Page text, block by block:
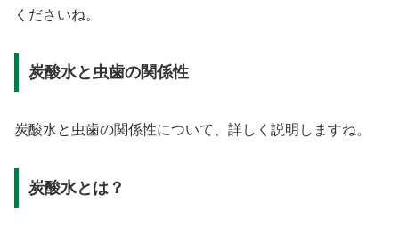
くださいね。
炭酸水と虫歯の関係性
炭酸水と虫歯の関係性について、詳しく説明しますね。
炭酸水とは？